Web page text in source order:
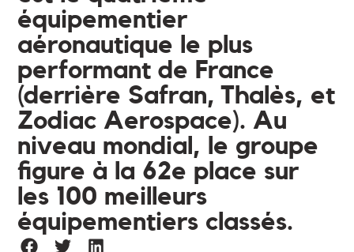
équipementier
aéronautique le plus
performant de France
(derrière Safran, Thalès, et
Zodiac Aerospace). Au
niveau mondial, le groupe
figure à la 62e place sur
les 100 meilleurs
équipementiers classés.